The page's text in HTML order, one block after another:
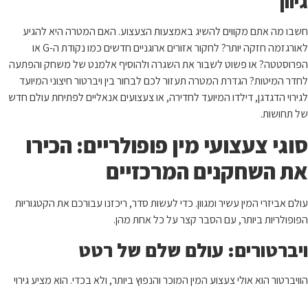
חשבו מה אתם מקווים להשיג באמצעות הצעצוע. האם המטרה היא להגיע
לאורגזמה חזקה יותר? לחקור אזורים ארוגניים חדשים כמו נקודת ה-G או
הפרוסטטה? או פשוט לשבור את השגרה ולהוסיף אלמנט של משחק והפתעה
לחדר המיטות? הגדרת המטרה תעזור לכם לבחור בין ויברטור חיצוני המיועד
לגירוי הדגדגן, דילדו המיועד לחדירה, או צעצועים אנאליים לפתיחת עולם חדש
של תחושות.
סוגי צעצועי מין פופולריים: הכירו
את השחקנים המרכזיים
עולם אביזרי המין עשיר ומגוון. כדי לעשות סדר, ריכזנו עבורכם את הקטגוריות
הפופולריות ביותר, עם הסבר קצר על כל אחת מהן.
ויברטורים: עולם שלם של רטט
הוויברטור הוא אולי צעצוע המין המוכר והנפוץ ביותר, ולא בכדי. הוא מציע גירוי